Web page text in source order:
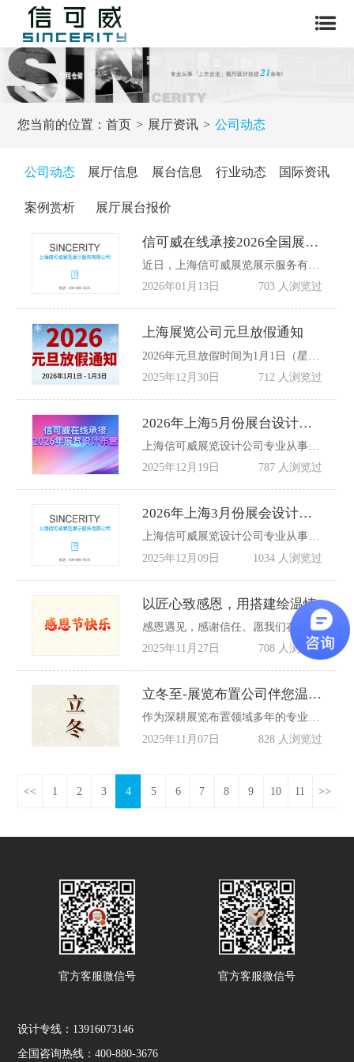
您当前的位置：首页 展厅资讯 公司动态
公司动态 展厅信息 展台信息 行业动态 国际资讯
案例赏析 展厅展台报价
信可威在线承接2026全国展览设计布置项目
2026年01月13日
703 人浏览过
上海展览公司元旦放假通知
2025年12月30日
712 人浏览过
2026年上海5月份展台设计排期表
2025年12月19日
787 人浏览过
2026年上海3月份展会设计搭建排期表
上海信可威展览设计公司专业从事展会展台设计、展会策划、展台搭建的展览服务,同时提供展示设计，承接大小型展会布展，作为展览搭建公司致力为客户提供前期策划、设计创意、现场搭建和维护、全国巡展等，致力于全球各个国家各个城市的一站式会展设计搭建服务。
2025年12月09日
1034 人浏览过
以匠心致感恩，用搭建绘温情
感恩遇见，感谢信任。愿我们在展会搭建的道路上继续携手同行，用一个个精心搭建的展台，助力品牌绽放光彩，共同书写更多精彩的故事。
2025年11月27日
708 人浏览过
立冬至-展览布置公司伴您温暖筑展
作为深耕展览布置领域多年的专业伙伴，信可威展览布置公司始终以匠心为笔，以创意为墨，在这个立冬时节，为每一位客户勾勒出兼具温度与质感的展览空间，让品牌的光芒在冬日里愈发耀眼。
2025年11月07日
828 人浏览过
<< 1 2 3 4 5 6 7 8 9 10 11 >>
官方客服微信号 官方客服微信号
设计专线：13916073146
全国咨询热线：400-880-3676